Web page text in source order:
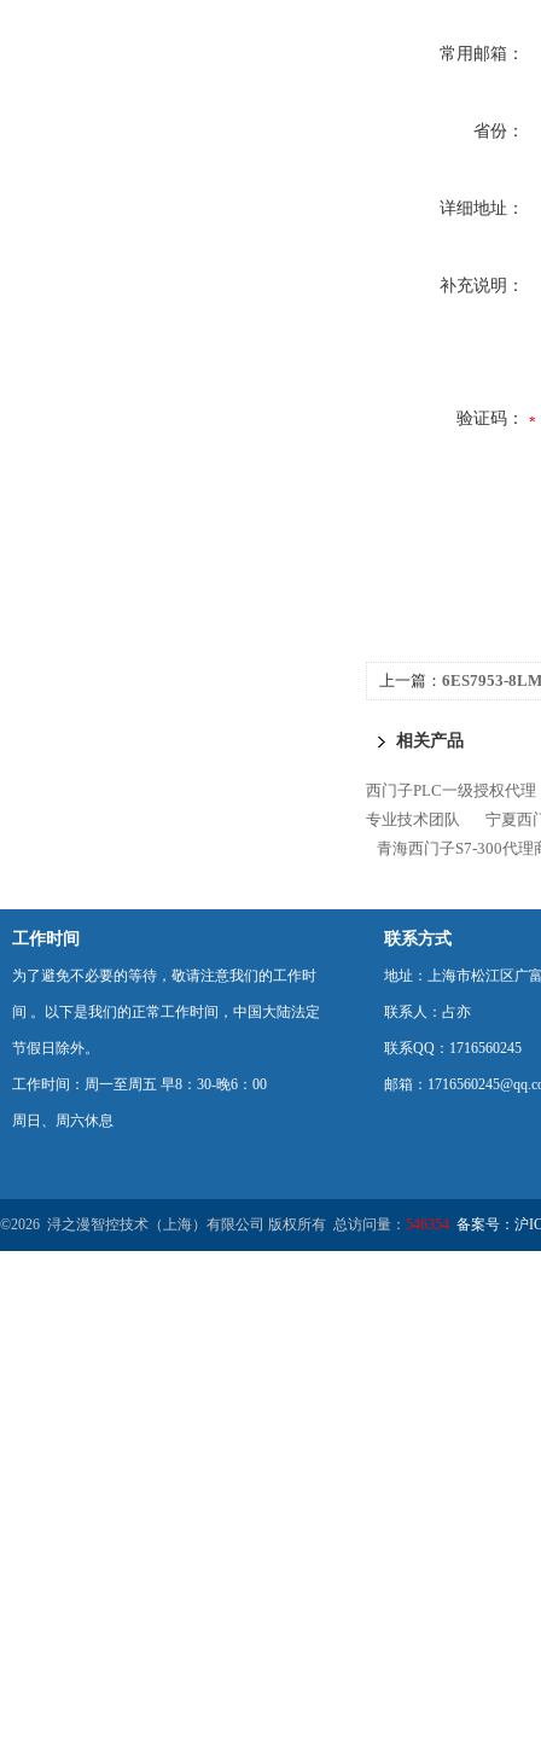
常用邮箱：
省份：
详细地址：
补充说明：
验证码：
上一篇： 6ES7953-
相关产品
西门子PLC一级授权代理
专业技术团队
宁夏西
青海西门子S7-300代理
工作时间
为了避免不必要的等待，敬请注意我们的工作时
间 。以下是我们的正常工作时间，中国大陆法定
节假日除外。
工作时间：周一至周五 早8：30-晚6：00
周日、周六休息
联系方式
地址：上海市松江区广
联系人：占亦
联系QQ：1716560245
邮箱：
©2026 浔之漫智控技术（上海）有限公司 版权所有 总访问量： 546354 备案号：沪